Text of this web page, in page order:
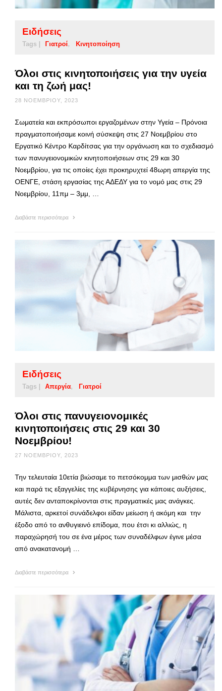
Ειδήσεις
Tags | Γιατροί Κινητοποίηση
Όλοι στις κινητοποιήσεις για την υγεία
και τη ζωή μας!
28 ΝΟΕΜΒΡΊΟΥ, 2023
Σωματεία και εκπρόσωποι εργαζομένων στην Υγεία – Πρόνοια
πραγματοποιήσαμε κοινή σύσκεψη στις 27 Νοεμβρίου στο
Εργατικό Κέντρο Καρδίτσας για την οργάνωση και το σχεδιασμό
των πανυγειονομικών κινητοποιήσεων στις 29 και 30
Νοεμβρίου, για τις οποίες έχει προκηρυχτεί 48ωρη απεργία της
ΟΕΝΓΕ, στάση εργασίας της ΑΔΕΔΥ για το νομό μας στις 29
Νοεμβρίου, 11πμ – 3μμ, …
Διαβάστε περισσότερα
Ειδήσεις
Tags | Απεργία Γιατροί
Όλοι στις πανυγειονομικές
κινητοποιήσεις στις 29 και 30
Νοεμβρίου!
27 ΝΟΕΜΒΡΊΟΥ, 2023
Την τελευταία 10ετία βιώσαμε το πετσόκομμα των μισθών μας
και παρά τις εξαγγελίες της κυβέρνησης για κάποιες αυξήσεις,
αυτές δεν ανταποκρίνονται στις πραγματικές μας ανάγκες.
Μάλιστα, αρκετοί συνάδελφοι είδαν μείωση ή ακόμη και την
έξοδο από το ανθυγιεινό επίδομα, που έτσι κι αλλιώς, η
παραχώρησή του σε ένα μέρος των συναδέλφων έγινε μέσα
από ανακατανομή …
Διαβάστε περισσότερα